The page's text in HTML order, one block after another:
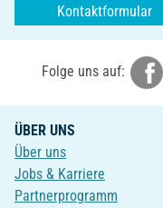
Kontaktformular
Folge uns auf:
ÜBER UNS
Über uns
Jobs & Karriere
Partnerprogramm